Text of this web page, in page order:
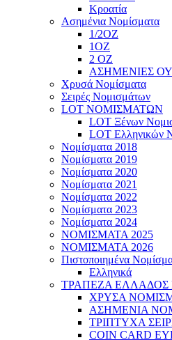
Κροατία
Ασημένια Νομίσματα
1/2ΟΖ
1ΟΖ
2 OZ
ΑΣΗΜΕΝΙΕΣ
Χρυσά Νομίσματα
Σειρές Νομισμάτων
LOT ΝΟΜΙΣΜΑΤΩΝ
LOT Ξένων
LOT Ελληνικών
Νομίσματα 2018
Νομίσματα 2019
Νομίσματα 2020
Νομίσματα 2021
Νομίσματα 2022
Νομίσματα 2023
Νομίσματα 2024
ΝΟΜΙΣΜΑΤΑ 2025
ΝΟΜΙΣΜΑΤΑ 2026
Πιστοποιημένα
Ελληνικά
ΤΡΑΠΕΖΑ ΕΛΛΑΔΟΣ
ΧΡΥΣΑ
ΑΣΗΜΕΝΙΑ
ΤΡΙΠΤΥΧΑ
COIN CARD